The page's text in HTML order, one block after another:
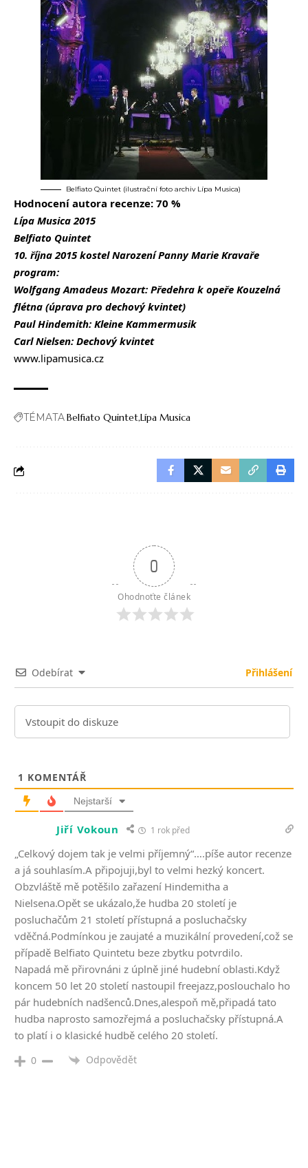
Belfiato Quintet (ilustrační foto archiv Lípa Musica)
Hodnocení autora recenze: 70 %
Lípa Musica 2015
Belfiato Quintet
10. října 2015kostel Narození Panny Marie Kravaře
program:
Wolfgang Amadeus Mozart: Předehra k opeře Kouzelná
flétna (úprava pro dechový kvintet)
Paul Hindemith: Kleine Kammermusik
Carl Nielsen: Dechový kvintet
www.lipamusica.cz
TÉMATABelfiato QuintetLípa Musica
0
Ohodnoťte článek
Odebírat Přihlášení
1 KOMENTÁŘ
Nejstarší
Jiří Vokoun 1 rok před
„Celkový dojem tak je velmi příjemný“….píše autor recenze
a já souhlasím.A připojuji,byl to velmi hezký koncert.
Obzvláště mě potěšilo zařazení Hindemitha a
Nielsena.Opět se ukázalo,že hudba 20 století je
posluchačům 21 století přístupná a posluchačsky
vděčná.Podmínkou je zaujaté a muzikální provedení,což se
případě Belfiato Quintetu beze zbytku potvrdilo.
Napadá mě přirovnáni z úplně jiné hudební oblasti.Když
koncem 50 let 20 století nastoupil freejazz,poslouchalo ho
pár hudebních nadšenců.Dnes,alespoň mě,připadá tato
hudba naprosto samozřejmá a posluchačsky přístupná.A
to platí i o klasické hudbě celého 20 století.
0 Odpovědět